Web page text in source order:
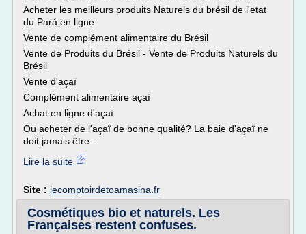
Acheter les meilleurs produits Naturels du brésil de l'etat
du Pará en ligne
Vente de complément alimentaire du Brésil
Vente de Produits du Brésil - Vente de Produits Naturels du
Brésil
Vente d'açaï
Complément alimentaire açaï
Achat en ligne d'açaï
Ou acheter de l'açaï de bonne qualité? La baie d'açaï ne
doit jamais être...
Lire la suite
Site : lecomptoirdetoamasina.fr
Cosmétiques bio et naturels. Les
Françaises restent confuses.